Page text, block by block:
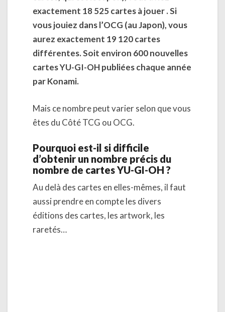
exactement 18 525 cartes à jouer . Si
vous jouiez dans l’OCG (au Japon), vous
aurez exactement 19 120 cartes
différentes. Soit environ 600 nouvelles
cartes YU-GI-OH publiées chaque année
par Konami.
Mais ce nombre peut varier selon que vous
êtes du Côté TCG ou OCG.
Pourquoi est-il si difficile
d’obtenir un nombre précis du
nombre de cartes YU-GI-OH ?
Au delà des cartes en elles-mêmes, il faut
aussi prendre en compte les divers
éditions des cartes, les artwork, les
raretés…